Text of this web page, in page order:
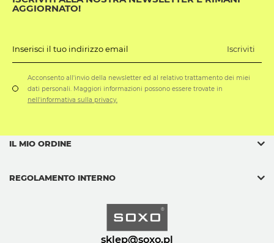
AGGIORNATO!
Inserisci il tuo indirizzo email Iscriviti
Acconsento all'invio della newsletter ed al relativo trattamento dei miei
dati personali. Maggiori informazioni possono essere trovate in
nell'informativa sulla privacy.
sklep@soxo.pl
IL MIO ORDINE
REGOLAMENTO INTERNO